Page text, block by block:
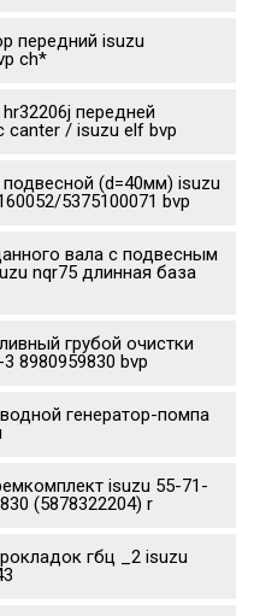
передний isuzu
ch*
передней
canter / isuzu elf bvp
(d=40мм) isuzu
5375100071 bvp
вала с подвесным
nqr75 длинная база
грубой очистки
8980959830 bvp
генератор-помпа
isuzu 55-71-
(5878322204) r
гбц _2 isuzu